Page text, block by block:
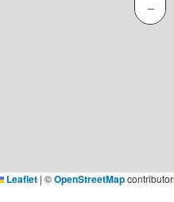
−
Leaflet | ©OpenStreetMap